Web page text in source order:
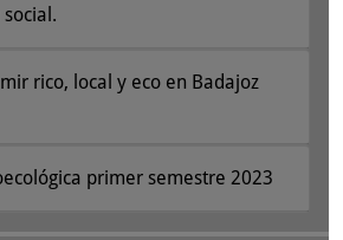
rico, local y eco en Badajoz
primer semestre 2023